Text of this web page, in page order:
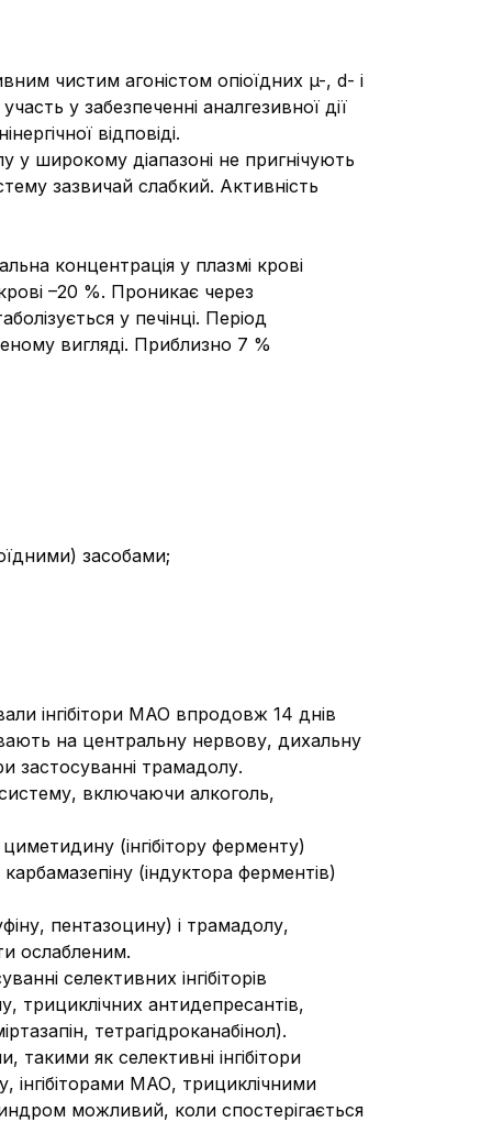
чистим агоністом опіоїдних µ-, d- і
у забезпеченні аналгезивної дії
відповіді.
у широкому діапазоні не пригнічують
зазвичай слабкий. Активність
концентрація у плазмі крові
–20 %. Проникає через
у печінці. Період
вигляді. Приблизно 7 %
засобами;
інгібітори МАО впродовж 14 днів
на центральну нервову, дихальну
застосуванні трамадолу.
включаючи алкоголь,
(інгібітору ферменту)
(індуктора ферментів)
пентазоцину) і трамадолу,
ослабленим.
селективних інгібіторів
трициклічних антидепресантів,
тетрагідроканабінол).
як селективні інгібітори
інгібіторами МАО, трициклічними
можливий, коли спостерігається